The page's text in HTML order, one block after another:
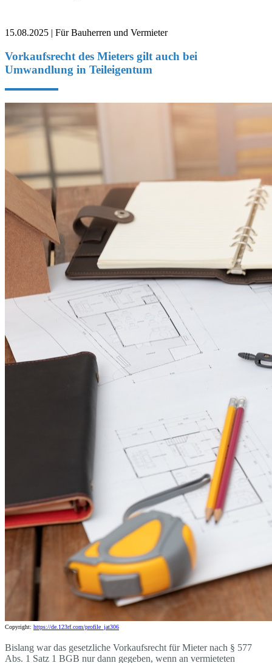
15.08.2025 | Für Bauherren und Vermieter
Vorkaufsrecht des Mieters gilt auch bei
Umwandlung in Teileigentum
Copyright: https://de.123rf.com/profile_jat306
Bislang war das gesetzliche Vorkaufsrecht für Mieter nach § 577
Abs. 1 Satz 1 BGB nur dann gegeben, wenn an vermieteten